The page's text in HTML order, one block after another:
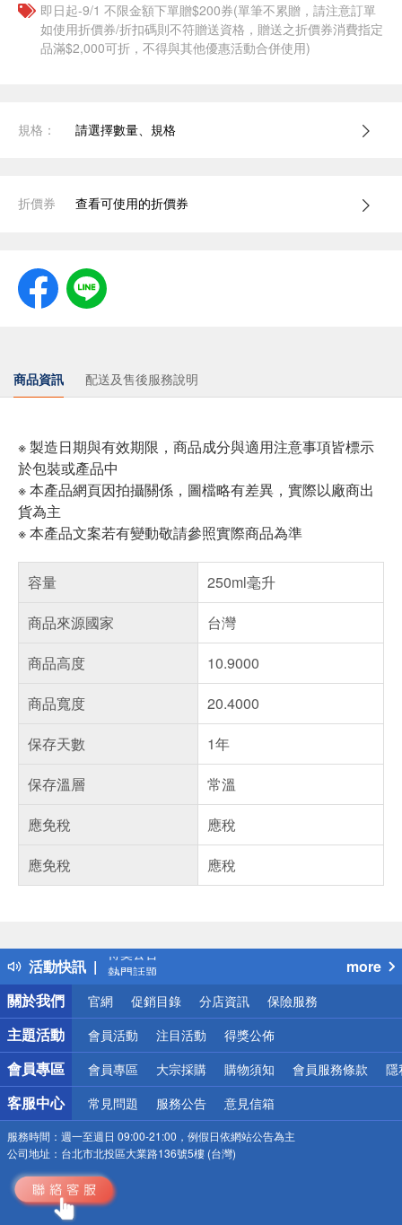
即日起-9/1 不限金額下單贈$200券(單筆不累贈，請注意訂單
如使用折價券/折扣碼則不符贈送資格，贈送之折價券消費指定
品滿$2,000可折，不得與其他優惠活動合併使用)
規格： 請選擇數量、規格
折價券 查看可使用的折價券
商品資訊 配送及售後服務說明
※ 製造日期與有效期限，商品成分與適用注意事項皆標示
於包裝或產品中
※ 本產品網頁因拍攝關係，圖檔略有差異，實際以廠商出
貨為主
※ 本產品文案若有變動敬請參照實際商品為準
容量
250ml毫升
商品來源國家
台灣
商品高度
10.9000
商品寬度
20.4000
保存天數
1年
保存溫層
常溫
應免稅
應稅
應免稅
應稅
活動快訊
得獎公告
熱門話題
銀行優惠
偏遠地區配送
詐騙網頁！請小心！
more
關於我們
官網 促銷目錄 分店資訊 保險服務
主題活動 會員活動 注目活動 得獎公佈
會員專區 會員專區 大宗採購 購物須知 會員服務條款 隱
客服中心 常見問題 服務公告 意見信箱
服務時間： 週一至週日 09:00-21:00，例假日依網站公告為主
公司地址： 台北市北投區大業路136號5樓 (台灣)